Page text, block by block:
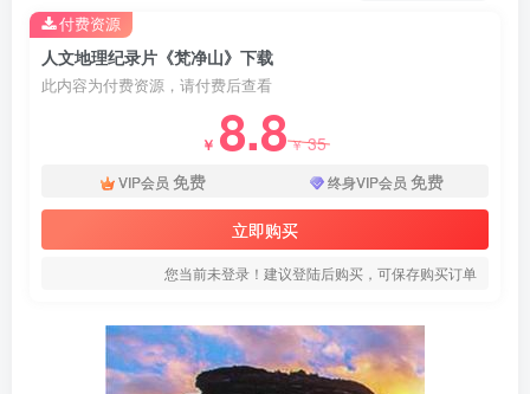
人文地理纪录片《梵净山》下载
此内容为付费资源，请付费后查看
￥ 8.8￥35
VIP会员 免费 终身VIP会员 免费
立即购买
您当前未登录！建议登陆后购买，可保存购买订单
付费资源